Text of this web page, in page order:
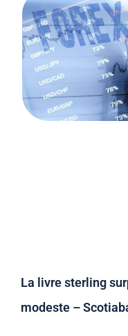
La livre sterling
modeste –